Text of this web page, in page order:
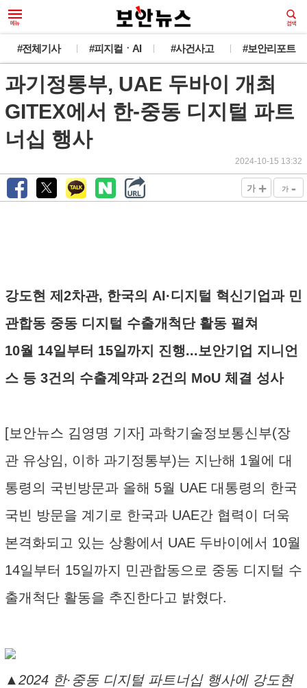
#전체기사 #피지컬ㆍAI #사건사고 #보안리포트
과기정통부, UAE 두바이 개최
GITEX에서 한-중동 디지털 파트
너십 행사
2024-10-15 13:32
가 + 가 -
강도현 제2차관, 한국의 AI·디지털 혁신기업과 민
관합동 중동 디지털 수출개척단 활동 펼쳐
10월 14일부터 15일까지 진행...보안기업 지니언
스 등 3건의 수출계약과 2건의 MoU 체결 성사
[보안뉴스 김영명 기자] 과학기술정보통신부(장
관 유상임, 이하 과기정통부)는 지난해 1월에 대
통령의 국빈방문과 올해 5월 UAE 대통령의 한국
국빈 방문을 계기로 한국과 UAE간 협력이 더욱
본격화되고 있는 상황에서 UAE 두바이에서 10월
14일부터 15일까지 민관합동으로 중동 디지털 수
출개척단 활동을 추진한다고 밝혔다.
▲2024 한·중동 디지털 파트너십 행사에 강도현